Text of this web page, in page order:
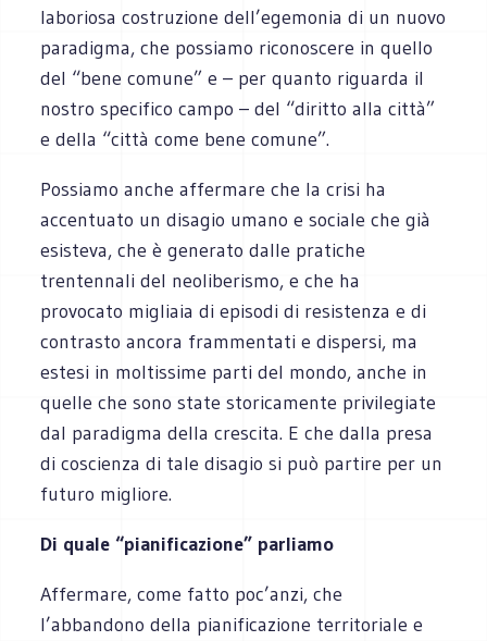
laboriosa costruzione dell’egemonia di un nuovo
paradigma, che possiamo riconoscere in quello
del “bene comune” e – per quanto riguarda il
nostro specifico campo – del “diritto alla città”
e della “città come bene comune”.
Possiamo anche affermare che la crisi ha
accentuato un disagio umano e sociale che già
esisteva, che è generato dalle pratiche
trentennali del neoliberismo, e che ha
provocato migliaia di episodi di resistenza e di
contrasto ancora frammentati e dispersi, ma
estesi in moltissime parti del mondo, anche in
quelle che sono state storicamente privilegiate
dal paradigma della crescita. E che dalla presa
di coscienza di tale disagio si può partire per un
futuro migliore.
Di quale “pianificazione” parliamo
Affermare, come fatto poc’anzi, che
l’abbandono della pianificazione territoriale e